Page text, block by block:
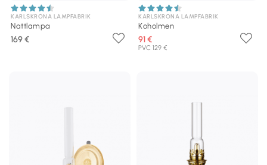
KARLSKRONA LAMPFABRIK
Nattlampa
169 €
KARLSKRONA LAMPFABRIK
Koholmen
91 €
PVC 129 €